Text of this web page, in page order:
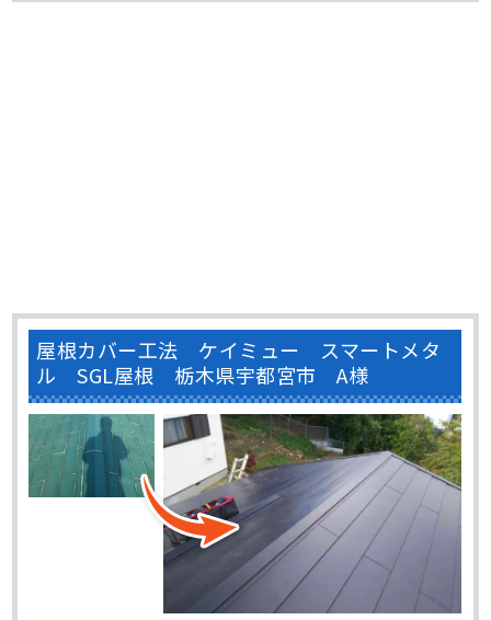
屋根カバー工法 ケイミュー スマートメタ
ル SGL屋根 栃木県宇都宮市 A様